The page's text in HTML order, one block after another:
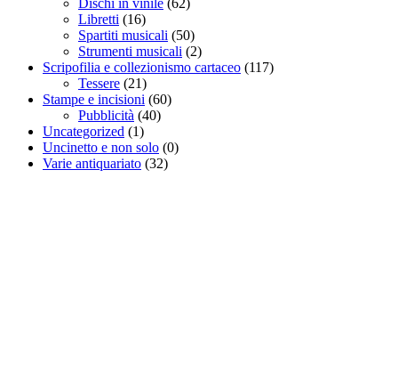
Dischi in vinile (62)
Libretti (16)
Spartiti musicali (50)
Strumenti musicali (2)
Scripofilia e collezionismo cartaceo (117)
Tessere (21)
Stampe e incisioni (60)
Pubblicità (40)
Uncategorized (1)
Uncinetto e non solo (0)
Varie antiquariato (32)